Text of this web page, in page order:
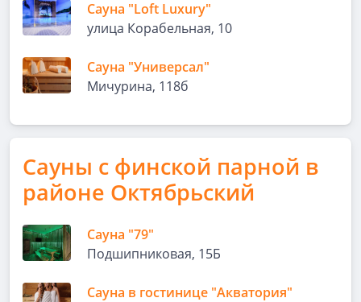
Сауна "Loft Luxury"
улица Корабельная, 10
Сауна "Универсал"
Мичурина, 118б
Сауны с финской парной в
районе Октябрьский
Сауна "79"
Подшипниковая, 15Б
Сауна в гостинице "Акватория"